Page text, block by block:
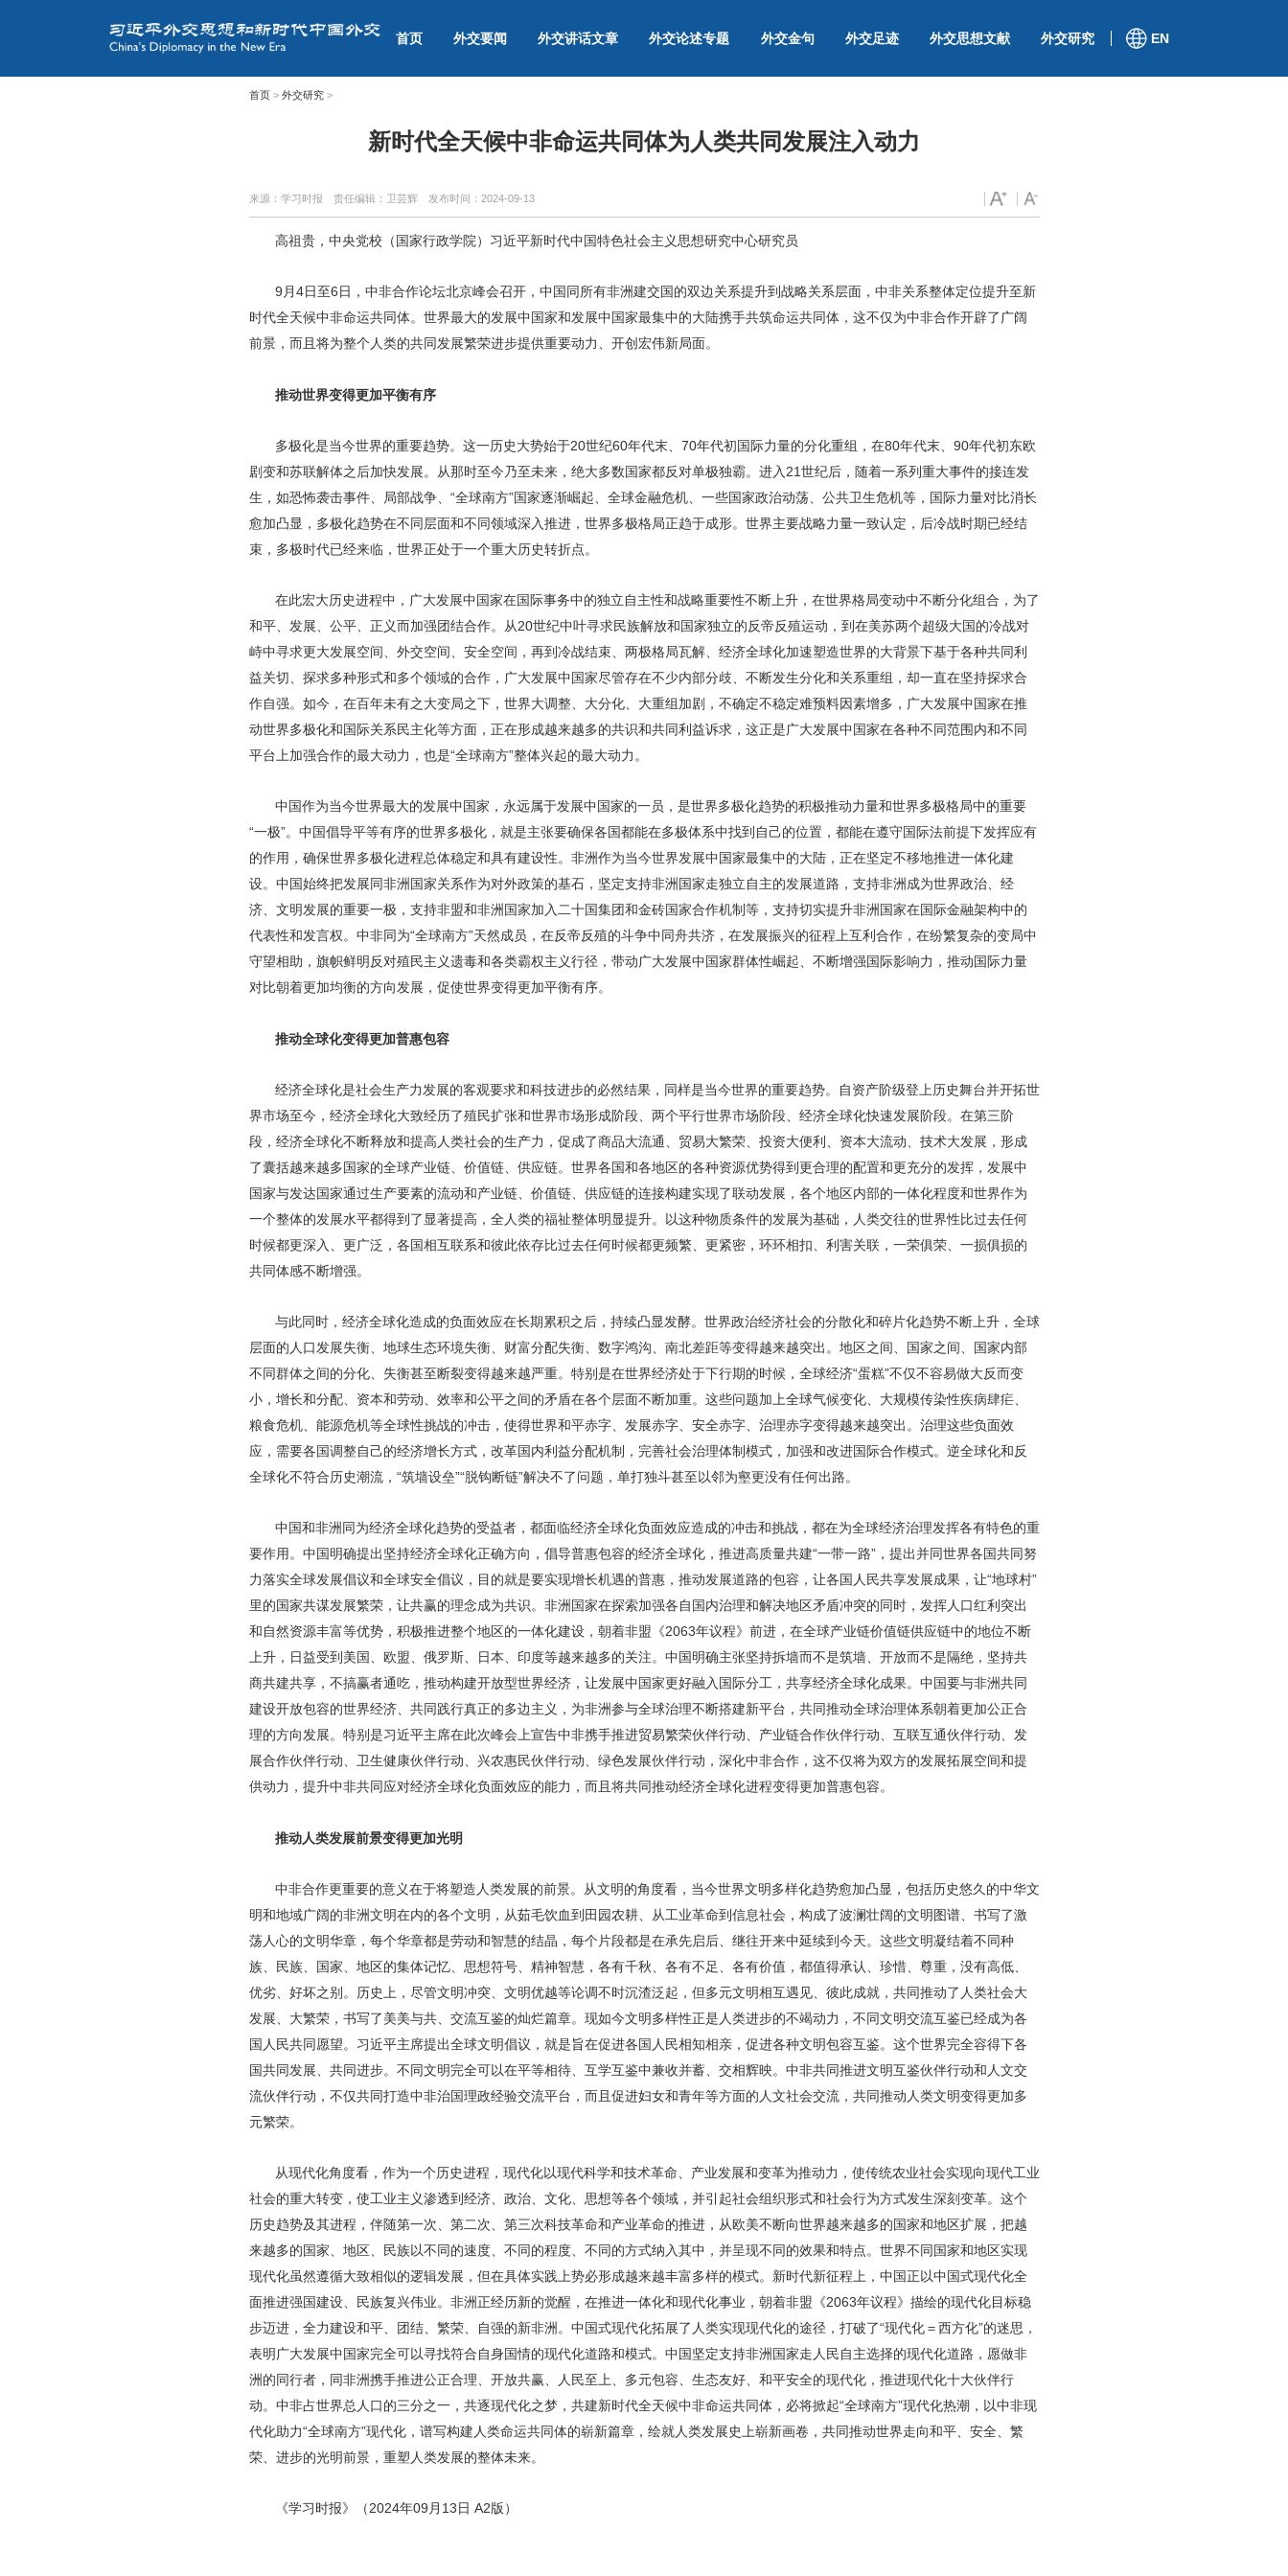
首页 外交要闻 外交讲话文章 外交论述专题 外交金句 外交足迹 外交思想文献 外交研究 EN
首页> 外交研究>
新时代全天候中非命运共同体为人类共同发展注入动力
来源：学习时报 责任编辑：卫芸辉 发布时间： 2024-09-13
高祖贵，中央党校（国家行政学院）习近平新时代中国特色社会主义思想研究中心研究员
9月4日至6日，中非合作论坛北京峰会召开，中国同所有非洲建交国的双边关系提升到战略关系层面，中非关系整体定位提升至新
时代全天候中非命运共同体。世界最大的发展中国家和发展中国家最集中的大陆携手共筑命运共同体，这不仅为中非合作开辟了广阔
前景，而且将为整个人类的共同发展繁荣进步提供重要动力、开创宏伟新局面。
推动世界变得更加平衡有序
多极化是当今世界的重要趋势。这一历史大势始于20世纪60年代末、70年代初国际力量的分化重组，在80年代末、90年代初东欧
剧变和苏联解体之后加快发展。从那时至今乃至未来，绝大多数国家都反对单极独霸。进入21世纪后，随着一系列重大事件的接连发
生，如恐怖袭击事件、局部战争、“全球南方”国家逐渐崛起、全球金融危机、一些国家政治动荡、公共卫生危机等，国际力量对比消长
愈加凸显，多极化趋势在不同层面和不同领域深入推进，世界多极格局正趋于成形。世界主要战略力量一致认定，后冷战时期已经结
束，多极时代已经来临，世界正处于一个重大历史转折点。
在此宏大历史进程中，广大发展中国家在国际事务中的独立自主性和战略重要性不断上升，在世界格局变动中不断分化组合，为了
和平、发展、公平、正义而加强团结合作。从20世纪中叶寻求民族解放和国家独立的反帝反殖运动，到在美苏两个超级大国的冷战对
峙中寻求更大发展空间、外交空间、安全空间，再到冷战结束、两极格局瓦解、经济全球化加速塑造世界的大背景下基于各种共同利
益关切、探求多种形式和多个领域的合作，广大发展中国家尽管存在不少内部分歧、不断发生分化和关系重组，却一直在坚持探求合
作自强。如今，在百年未有之大变局之下，世界大调整、大分化、大重组加剧，不确定不稳定难预料因素增多，广大发展中国家在推
动世界多极化和国际关系民主化等方面，正在形成越来越多的共识和共同利益诉求，这正是广大发展中国家在各种不同范围内和不同
平台上加强合作的最大动力，也是“全球南方”整体兴起的最大动力。
中国作为当今世界最大的发展中国家，永远属于发展中国家的一员，是世界多极化趋势的积极推动力量和世界多极格局中的重要
“一极”。中国倡导平等有序的世界多极化，就是主张要确保各国都能在多极体系中找到自己的位置，都能在遵守国际法前提下发挥应有
的作用，确保世界多极化进程总体稳定和具有建设性。非洲作为当今世界发展中国家最集中的大陆，正在坚定不移地推进一体化建
设。中国始终把发展同非洲国家关系作为对外政策的基石，坚定支持非洲国家走独立自主的发展道路，支持非洲成为世界政治、经
济、文明发展的重要一极，支持非盟和非洲国家加入二十国集团和金砖国家合作机制等，支持切实提升非洲国家在国际金融架构中的
代表性和发言权。中非同为“全球南方”天然成员，在反帝反殖的斗争中同舟共济，在发展振兴的征程上互利合作，在纷繁复杂的变局中
守望相助，旗帜鲜明反对殖民主义遗毒和各类霸权主义行径，带动广大发展中国家群体性崛起、不断增强国际影响力，推动国际力量
对比朝着更加均衡的方向发展，促使世界变得更加平衡有序。
推动全球化变得更加普惠包容
经济全球化是社会生产力发展的客观要求和科技进步的必然结果，同样是当今世界的重要趋势。自资产阶级登上历史舞台并开拓世
界市场至今，经济全球化大致经历了殖民扩张和世界市场形成阶段、两个平行世界市场阶段、经济全球化快速发展阶段。在第三阶
段，经济全球化不断释放和提高人类社会的生产力，促成了商品大流通、贸易大繁荣、投资大便利、资本大流动、技术大发展，形成
了囊括越来越多国家的全球产业链、价值链、供应链。世界各国和各地区的各种资源优势得到更合理的配置和更充分的发挥，发展中
国家与发达国家通过生产要素的流动和产业链、价值链、供应链的连接构建实现了联动发展，各个地区内部的一体化程度和世界作为
一个整体的发展水平都得到了显著提高，全人类的福祉整体明显提升。以这种物质条件的发展为基础，人类交往的世界性比过去任何
时候都更深入、更广泛，各国相互联系和彼此依存比过去任何时候都更频繁、更紧密，环环相扣、利害关联，一荣俱荣、一损俱损的
共同体感不断增强。
与此同时，经济全球化造成的负面效应在长期累积之后，持续凸显发酵。世界政治经济社会的分散化和碎片化趋势不断上升，全球
层面的人口发展失衡、地球生态环境失衡、财富分配失衡、数字鸿沟、南北差距等变得越来越突出。地区之间、国家之间、国家内部
不同群体之间的分化、失衡甚至断裂变得越来越严重。特别是在世界经济处于下行期的时候，全球经济“蛋糕”不仅不容易做大反而变
小，增长和分配、资本和劳动、效率和公平之间的矛盾在各个层面不断加重。这些问题加上全球气候变化、大规模传染性疾病肆疟、
粮食危机、能源危机等全球性挑战的冲击，使得世界和平赤字、发展赤字、安全赤字、治理赤字变得越来越突出。治理这些负面效
应，需要各国调整自己的经济增长方式，改革国内利益分配机制，完善社会治理体制模式，加强和改进国际合作模式。逆全球化和反
全球化不符合历史潮流，“筑墙设垒”“脱钩断链”解决不了问题，单打独斗甚至以邻为壑更没有任何出路。
中国和非洲同为经济全球化趋势的受益者，都面临经济全球化负面效应造成的冲击和挑战，都在为全球经济治理发挥各有特色的重
要作用。中国明确提出坚持经济全球化正确方向，倡导普惠包容的经济全球化，推进高质量共建“一带一路”，提出并同世界各国共同努
力落实全球发展倡议和全球安全倡议，目的就是要实现增长机遇的普惠，推动发展道路的包容，让各国人民共享发展成果，让“地球村”
里的国家共谋发展繁荣，让共赢的理念成为共识。非洲国家在探索加强各自国内治理和解决地区矛盾冲突的同时，发挥人口红利突出
和自然资源丰富等优势，积极推进整个地区的一体化建设，朝着非盟《2063年议程》前进，在全球产业链价值链供应链中的地位不断
上升，日益受到美国、欧盟、俄罗斯、日本、印度等越来越多的关注。中国明确主张坚持拆墙而不是筑墙、开放而不是隔绝，坚持共
商共建共享，不搞赢者通吃，推动构建开放型世界经济，让发展中国家更好融入国际分工，共享经济全球化成果。中国要与非洲共同
建设开放包容的世界经济、共同践行真正的多边主义，为非洲参与全球治理不断搭建新平台，共同推动全球治理体系朝着更加公正合
理的方向发展。特别是习近平主席在此次峰会上宣告中非携手推进贸易繁荣伙伴行动、产业链合作伙伴行动、互联互通伙伴行动、发
展合作伙伴行动、卫生健康伙伴行动、兴农惠民伙伴行动、绿色发展伙伴行动，深化中非合作，这不仅将为双方的发展拓展空间和提
供动力，提升中非共同应对经济全球化负面效应的能力，而且将共同推动经济全球化进程变得更加普惠包容。
推动人类发展前景变得更加光明
中非合作更重要的意义在于将塑造人类发展的前景。从文明的角度看，当今世界文明多样化趋势愈加凸显，包括历史悠久的中华文
明和地域广阔的非洲文明在内的各个文明，从茹毛饮血到田园农耕、从工业革命到信息社会，构成了波澜壮阔的文明图谱、书写了激
荡人心的文明华章，每个华章都是劳动和智慧的结晶，每个片段都是在承先启后、继往开来中延续到今天。这些文明凝结着不同种
族、民族、国家、地区的集体记忆、思想符号、精神智慧，各有千秋、各有不足、各有价值，都值得承认、珍惜、尊重，没有高低、
优劣、好坏之别。历史上，尽管文明冲突、文明优越等论调不时沉渣泛起，但多元文明相互遇见、彼此成就，共同推动了人类社会大
发展、大繁荣，书写了美美与共、交流互鉴的灿烂篇章。现如今文明多样性正是人类进步的不竭动力，不同文明交流互鉴已经成为各
国人民共同愿望。习近平主席提出全球文明倡议，就是旨在促进各国人民相知相亲，促进各种文明包容互鉴。这个世界完全容得下各
国共同发展、共同进步。不同文明完全可以在平等相待、互学互鉴中兼收并蓄、交相辉映。中非共同推进文明互鉴伙伴行动和人文交
流伙伴行动，不仅共同打造中非治国理政经验交流平台，而且促进妇女和青年等方面的人文社会交流，共同推动人类文明变得更加多
元繁荣。
从现代化角度看，作为一个历史进程，现代化以现代科学和技术革命、产业发展和变革为推动力，使传统农业社会实现向现代工业
社会的重大转变，使工业主义渗透到经济、政治、文化、思想等各个领域，并引起社会组织形式和社会行为方式发生深刻变革。这个
历史趋势及其进程，伴随第一次、第二次、第三次科技革命和产业革命的推进，从欧美不断向世界越来越多的国家和地区扩展，把越
来越多的国家、地区、民族以不同的速度、不同的程度、不同的方式纳入其中，并呈现不同的效果和特点。世界不同国家和地区实现
现代化虽然遵循大致相似的逻辑发展，但在具体实践上势必形成越来越丰富多样的模式。新时代新征程上，中国正以中国式现代化全
面推进强国建设、民族复兴伟业。非洲正经历新的觉醒，在推进一体化和现代化事业，朝着非盟《2063年议程》描绘的现代化目标稳
步迈进，全力建设和平、团结、繁荣、自强的新非洲。中国式现代化拓展了人类实现现代化的途径，打破了“现代化＝西方化”的迷思，
表明广大发展中国家完全可以寻找符合自身国情的现代化道路和模式。中国坚定支持非洲国家走人民自主选择的现代化道路，愿做非
洲的同行者，同非洲携手推进公正合理、开放共赢、人民至上、多元包容、生态友好、和平安全的现代化，推进现代化十大伙伴行
动。中非占世界总人口的三分之一，共逐现代化之梦，共建新时代全天候中非命运共同体，必将掀起“全球南方”现代化热潮，以中非现
代化助力“全球南方”现代化，谱写构建人类命运共同体的崭新篇章，绘就人类发展史上崭新画卷，共同推动世界走向和平、安全、繁
荣、进步的光明前景，重塑人类发展的整体未来。
《学习时报》（2024年09月13日 A2版）